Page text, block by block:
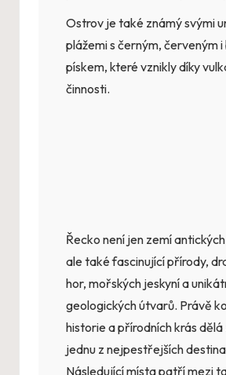
Ostrov je také známý svými
plážemi s černým, červeným i
pískem, které vznikly díky
činnosti.
Řecko není jen zemí
ale také fascinující přírody,
hor, mořských jeskyní a
geologických útvarů. Právě
historie a přírodních krás dělá
jednu z nejpestřejších
Následující místa patří mezi